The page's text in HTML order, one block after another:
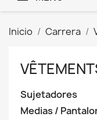
Inicio Carrera
Sujetadores
Medias /